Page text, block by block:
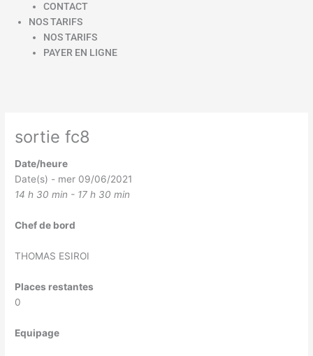
CONTACT
NOS TARIFS
NOS TARIFS
PAYER EN LIGNE
sortie fc8
Date/heure
Date(s) - mer 09/06/2021
14 h 30 min - 17 h 30 min
Chef de bord
THOMAS ESIROI
Places restantes
0
Equipage